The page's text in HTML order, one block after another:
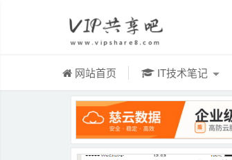
网站首页 IT技术笔记